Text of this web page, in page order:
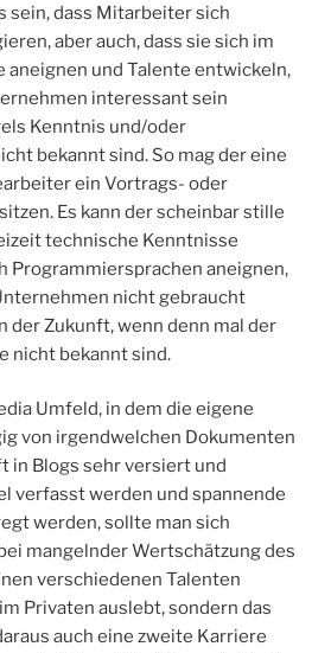
sein, dass Mitarbeiter sich
aber auch, dass sie sich im
aneignen und Talente entwickeln,
interessant sein
Kenntnis und/oder
bekannt sind. So mag der eine
ein Vortrags- oder
Es kann der scheinbar stille
technische Kenntnisse
Programmiersprachen aneignen,
nicht gebraucht
der Zukunft, wenn denn mal der
nicht bekannt sind.
Umfeld, in dem die eigene
von irgendwelchen Dokumenten
in Blogs sehr versiert und
verfasst werden und spannende
werden, sollte man sich
mangelnder Wertschätzung des
verschiedenen Talenten
Privaten auslebt, sondern das
auch eine zweite Karriere